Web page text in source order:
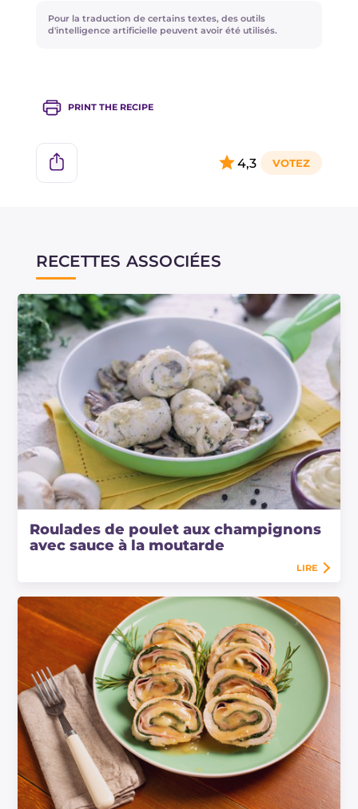
d'accompagnement, ajoutez une cuillère de
fromage crémeux au fond de cuisson et faites-
Pour la traduction de certains textes, des outils
d'intelligence artificielle peuvent avoir été utilisés.
PRINT THE RECIPE
4,3
RECETTES ASSOCIÉES
Roulades de poulet aux champignons
avec sauce à la moutarde
LIRE